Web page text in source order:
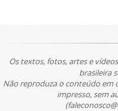
Os textos, fotos, artes e
brasileira
Não reproduza o conteúdo em
impresso, sem